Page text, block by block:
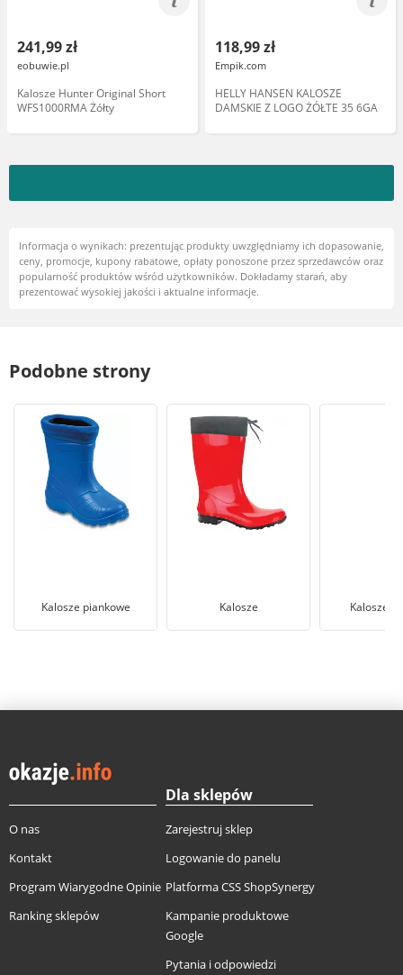
241,99 zł
eobuwie.pl
Kalosze Hunter Original Short
WFS1000RMA Żółty
118,99 zł
Empik.com
HELLY HANSEN KALOSZE
DAMSKIE Z LOGO ŻÓŁTE 35 6GA
Informacja o wynikach: prezentując produkty uwzględniamy ich dopasowanie,
ceny, promocje, kupony rabatowe, opłaty ponoszone przez sprzedawców oraz
popularność produktów wśród użytkowników. Dokładamy starań, aby
prezentować wysokiej jakości i aktualne informacje.
Podobne strony
Kalosze piankowe Kalosze Kalosze
O nas
Kontakt
Program Wiarygodne Opinie
Ranking sklepów
Dla sklepów
Zarejestruj sklep
Logowanie do panelu
Platforma CSS ShopSynergy
Kampanie produktowe
Google
Pytania i odpowiedzi